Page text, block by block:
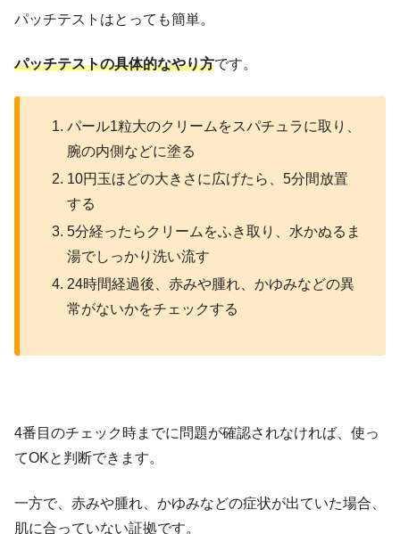
パッチテストはとっても簡単。
パッチテストの具体的なやり方です。
パール1粒大のクリームをスパチュラに取り、
腕の内側などに塗る
10円玉ほどの大きさに広げたら、5分間放置
する
5分経ったらクリームをふき取り、水かぬるま
湯でしっかり洗い流す
24時間経過後、赤みや腫れ、かゆみなどの異
常がないかをチェックする
4番目のチェック時までに問題が確認されなければ、使っ
てOKと判断できます。
一方で、赤みや腫れ、かゆみなどの症状が出ていた場合、
肌に合っていない証拠です。